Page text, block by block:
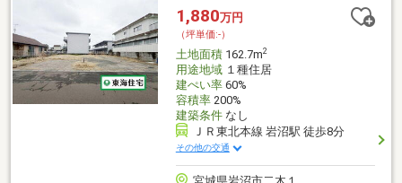
分・ヨークベニマル岩沼西店：徒歩10分◎お問い合わせについて
☆・当日のご予約も可能！お気軽にお電話下さい♪・ご来店・メ
ールでのご相談、資料請求も大歓迎☆
1,880万円
（坪単価:-）
土地面積162.7m2
用途地域１種住居
建ぺい率60%
容積率200%
建築条件なし
ＪＲ東北本線 岩沼駅 徒歩8分
その他の交通